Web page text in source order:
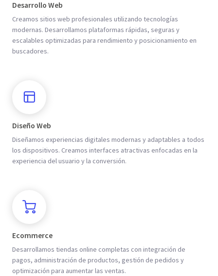
Desarrollo Web
Creamos sitios web profesionales utilizando tecnologías
modernas. Desarrollamos plataformas rápidas, seguras y
escalables optimizadas para rendimiento y posicionamiento en
buscadores.
Diseño Web
Diseñamos experiencias digitales modernas y adaptables a todos
los dispositivos. Creamos interfaces atractivas enfocadas en la
experiencia del usuario y la conversión.
Ecommerce
Desarrollamos tiendas online completas con integración de
pagos, administración de productos, gestión de pedidos y
optimización para aumentar las ventas.